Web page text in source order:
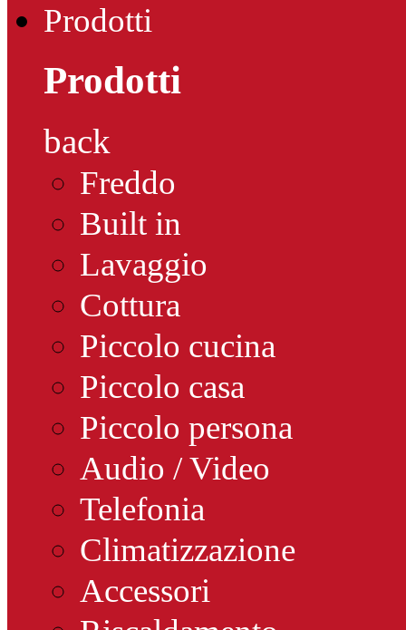
Prodotti
Prodotti
back
Freddo
Built in
Lavaggio
Cottura
Piccolo cucina
Piccolo casa
Piccolo persona
Audio / Video
Telefonia
Climatizzazione
Accessori